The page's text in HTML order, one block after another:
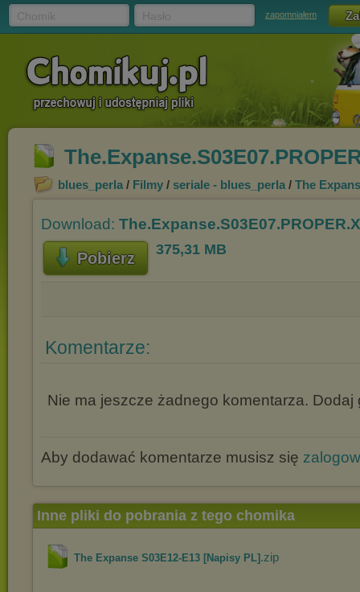
zapomniałem
blues_perla / Filmy / seriale - blues_perla / The
Download:
Pobierz 375,31 MB
Komentarze:
Nie ma jeszcze żadnego komentarza. Dodaj
Aby dodawać komentarze musisz się
Inne pliki do pobrania z tego chomika
The Expanse S03E12-E13 [Napisy PL] .zip